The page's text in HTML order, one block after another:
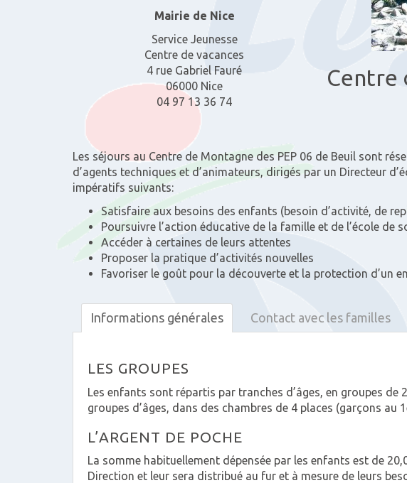
Mairie de Nice
Service Jeunesse
Centre de vacances
4 rue Gabriel Fauré
06000 Nice
04 97 13 36 74
Centre
Les séjours au Centre de Montagne des PEP 06 de Beuil sont
d’agents techniques et d’animateurs, dirigés par un Directeur
impératifs suivants:
Satisfaire aux besoins des enfants (besoin d’activité, de
Poursuivre l’action éducative de la famille et de l’école de
Accéder à certaines de leurs attentes
Proposer la pratique d’activités nouvelles
Favoriser le goût pour la découverte et la protection d’un
Informations générales Contact avec les familles
LES GROUPES
Les enfants sont répartis par tranches d’âges, en groupes
groupes d’âges, dans des chambres de 4 places (garçons au
L’ARGENT DE POCHE
La somme habituellement dépensée par les enfants est de
Direction et leur sera distribué au fur et à mesure de leurs